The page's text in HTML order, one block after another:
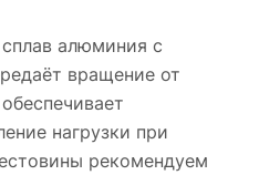
алюминия с
вращение от
нагрузки при
рекомендуем